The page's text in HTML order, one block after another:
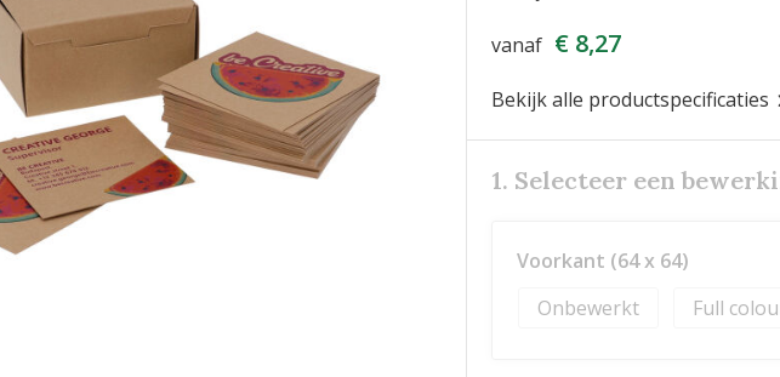
vanaf € 8,27
Bekijk alle productspecificaties
1. Selecteer een
Voorkant (64 x 64)
Onbewerkt
Full